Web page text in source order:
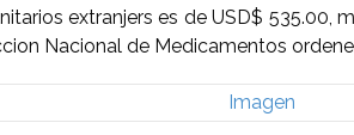
extranjers es de USD$
Nacional de Medicamentos